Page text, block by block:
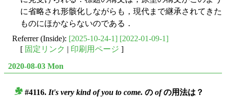
に省略され形骸化しながらも，現代まで継承されてきた
ものにほかならないのである．
Referrer (Inside): [2025-10-24-1] [2022-01-09-1]
[ 固定リンク | 印刷用ページ ]
2020-08-03 Mon
#4116. It's very kind of you to come. の ofの用法は？